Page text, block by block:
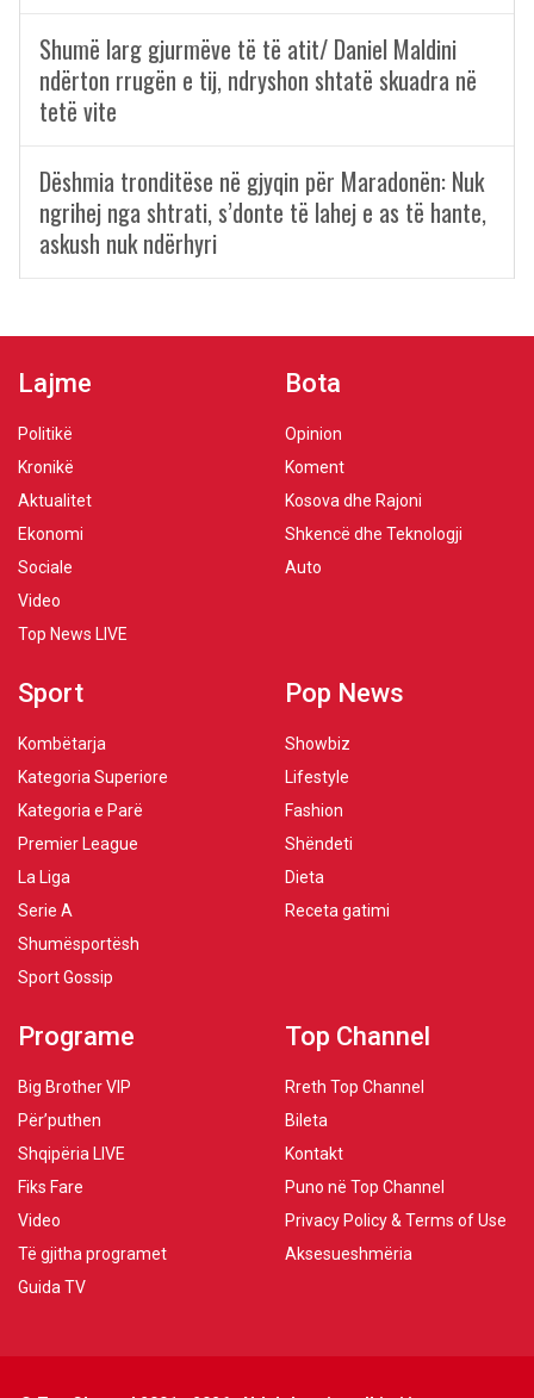
Shumë larg gjurmëve të të atit/ Daniel Maldini
ndërton rrugën e tij, ndryshon shtatë skuadra në
tetë vite
Dëshmia tronditëse në gjyqin për Maradonën: Nuk
ngrihej nga shtrati, s’donte të lahej e as të hante,
askush nuk ndërhyri
Lajme
Politikë
Kronikë
Aktualitet
Ekonomi
Sociale
Video
Top News LIVE
Bota
Opinion
Koment
Kosova dhe Rajoni
Shkencë dhe Teknologji
Auto
Sport
Kombëtarja
Kategoria Superiore
Kategoria e Parë
Premier League
La Liga
Serie A
Shumësportësh
Sport Gossip
Pop News
Showbiz
Lifestyle
Fashion
Shëndeti
Dieta
Receta gatimi
Programe
Big Brother VIP
Për’puthen
Shqipëria LIVE
Fiks Fare
Video
Të gjitha programet
Guida TV
Top Channel
Rreth Top Channel
Bileta
Kontakt
Puno në Top Channel
Privacy Policy & Terms of Use
Aksesueshmëria